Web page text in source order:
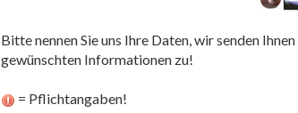
Bitte nennen Sie uns Ihre Daten, wir senden
gewünschten Informationen zu!
= Pflichtangaben!